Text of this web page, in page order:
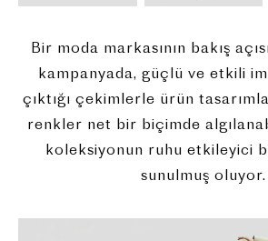
Bir moda markasının bakış
kampanyada, güçlü ve etkili
çıktığı çekimlerle ürün
renkler net bir biçimde
koleksiyonun ruhu etkileyici
sunulmuş oluyor.